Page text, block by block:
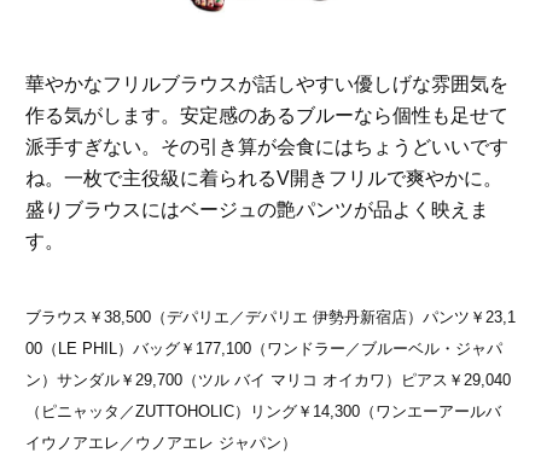
華やかなフリルブラウスが話しやすい優しげな雰囲気を
作る気がします。安定感のあるブルーなら個性も足せて
派手すぎない。その引き算が会食にはちょうどいいです
ね。一枚で主役級に着られるV開きフリルで爽やかに。
盛りブラウスにはベージュの艶パンツが品よく映えま
す。
ブラウス￥38,500（デパリエ／デパリエ 伊勢丹新宿店）パンツ￥23,1
00（LE PHIL）バッグ￥177,100（ワンドラー／ブルーベル・ジャパ
ン）サンダル￥29,700（ツル バイ マリコ オイカワ）ピアス￥29,040
（ピニャッタ／ZUTTOHOLIC）リング￥14,300（ワンエーアールバ
イウノアエレ／ウノアエレ ジャパン）